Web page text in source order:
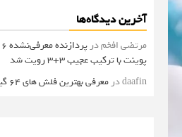
آخرین دیدگاه‌ها
مرتضی افخمدر
پوینت با ترکیب عجیب 3+3 رویت شد
daafinدر معرفی بهترین فلش های 64 گیگابایت با سرعت بالا